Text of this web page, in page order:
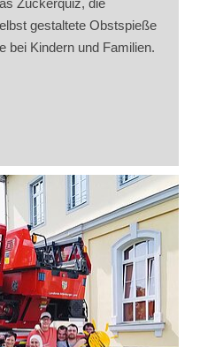
gestaltete Obstspieße
bei Kindern und Familien.